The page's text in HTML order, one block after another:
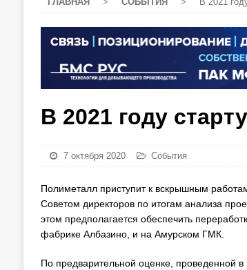
В 2021 году
7 октября 2020 События
Полиметалл приступит к вскрышным
Советом директоров по итогам анализа
этом предполагается обеспечить
фабрике Албазино, и на Амурском ГМК.
По предварительной оценке, проведенной